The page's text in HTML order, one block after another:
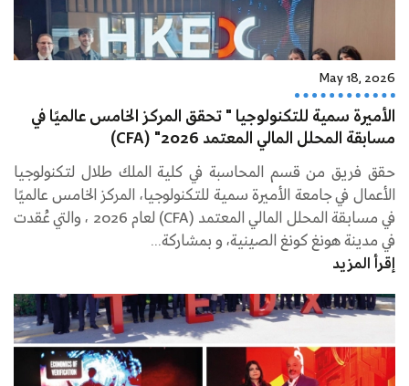
May 18, 2026
الأميرة سمية للتكنولوجيا " تحقق المركز الخامس عالميًا في
مسابقة المحلل المالي المعتمد 2026" (CFA)
حقق فريق من قسم المحاسبة في كلية الملك طلال لتكنولوجيا
الأعمال في جامعة الأميرة سمية للتكنولوجيا، المركز الخامس عالميًا
في مسابقة المحلل المالي المعتمد (CFA) لعام 2026 ، والتي عُقدت
في مدينة هونغ كونغ الصينية، و بمشاركة...
إقرأ المزيد